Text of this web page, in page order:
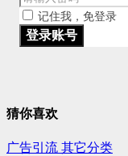
记住我，免登录
猜你喜欢
广告引流 其它分类